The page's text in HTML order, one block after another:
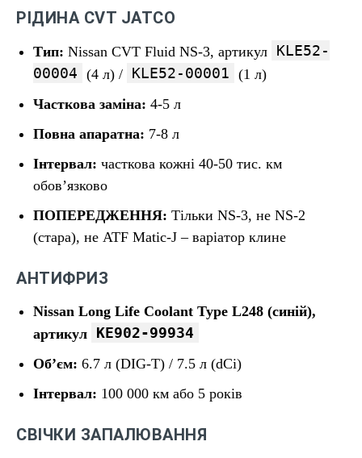
РІДИНА CVT JATCO
Тип: Nissan CVT Fluid NS-3, артикул KLE52-
00004 (4 л) / KLE52-00001 (1 л)
Часткова заміна: 4-5 л
Повна апаратна: 7-8 л
Інтервал: часткова кожні 40-50 тис. км
обов’язково
ПОПЕРЕДЖЕННЯ: Тільки NS-3, не NS-2
(стара), не ATF Matic-J – варіатор клине
АНТИФРИЗ
Nissan Long Life Coolant Type L248 (синій),
артикул KE902-99934
Об’єм: 6.7 л (DIG-T) / 7.5 л (dCi)
Інтервал: 100 000 км або 5 років
СВІЧКИ ЗАПАЛЮВАННЯ